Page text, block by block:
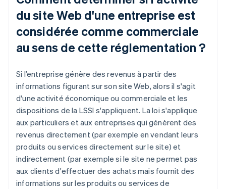
du site Web d'une entreprise est
considérée comme commerciale
au sens de cette réglementation ?
Si l’entreprise génère des revenus à partir des
informations figurant sur son site Web, alors il s'agit
d'une activité économique ou commerciale et les
dispositions de la LSSI s'appliquent. La loi s'applique
aux particuliers et aux entreprises qui génèrent des
revenus directement (par exemple en vendant leurs
produits ou services directement sur le site) et
indirectement (par exemple si le site ne permet pas
aux clients d'effectuer des achats mais fournit des
informations sur les produits ou services de